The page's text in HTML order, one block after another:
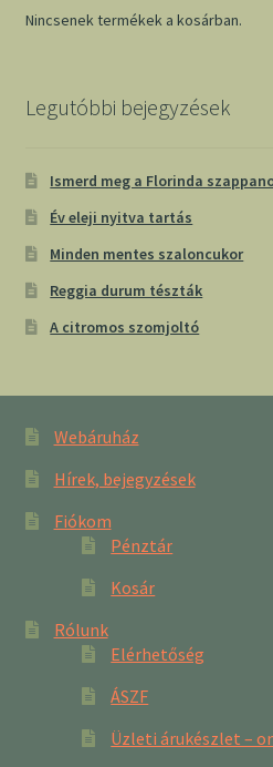
Nincsenek termékek a kosárban.
Legutóbbi bejegyzések
Ismerd meg a Florinda
Év eleji nyitva tartás
Minden mentes szaloncukor
Reggia durum tészták
A citromos szomjoltó
Webáruház
Hírek, bejegyzések
Fiókom
Pénztár
Kosár
Rólunk
Elérhetőség
ÁSZF
Üzleti árukészlet –